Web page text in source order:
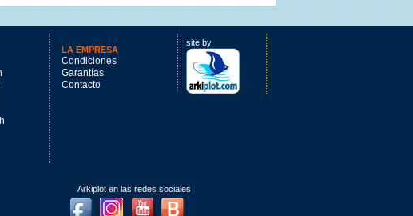
LA EMPRESA
Condiciones
Garantías
Contacto
site by
Arkiplot en las redes sociales
FacebookInstagramYoutubeBlog